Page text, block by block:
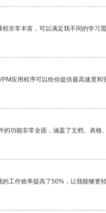
非常丰富，可以满足我不同的学习
应用程序可以给你提供最高速度和
的功能非常全面，涵盖了文档、表格
的工作效率提高了50%，让我能够更